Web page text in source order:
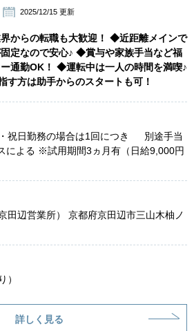
2025/12/15 更新
からの転職も大歓迎！ ◆近距離メインで
定なので安心♪ ◆賞与や家族手当など福
通勤OK！ ◆運転中は一人の時間を満喫♪
方は助手からのスタートも可！
祝日勤務の場合は1回につき 別途手当
による ※試用期間3ヵ月有（日給9,000円
田辺営業所） 京都府京田辺市三山木柚ノ
）
詳しく見る